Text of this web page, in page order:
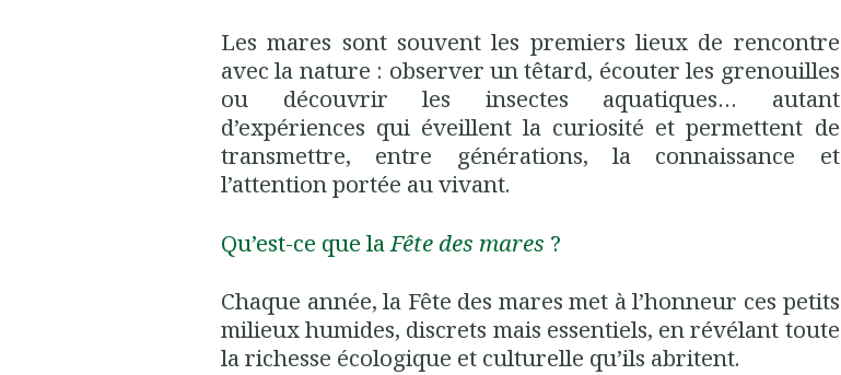
Les mares sont souvent les premiers lieux de rencontre
avec la nature : observer un têtard, écouter les grenouilles
ou découvrir les insectes aquatiques… autant
d’expériences qui éveillent la curiosité et permettent de
transmettre, entre générations, la connaissance et
l’attention portée au vivant.
Qu’est-ce que laFête des mares ?
Chaque année, la Fête des mares met à l’honneur ces petits
milieux humides, discrets mais essentiels, en révélant toute
la richesse écologique et culturelle qu’ils abritent.